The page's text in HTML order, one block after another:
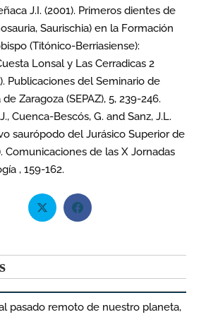
J.I. (2001). Primeros dientes de
Saurischia) en la Formación
(Titónico-Berriasiense):
Lonsal y Las Cerradicas 2
Publicaciones del Seminario de
Zaragoza (SEPAZ), 5, 239-246.
Cuenca-Bescós, G. and Sanz, J.L.
saurópodo del Jurásico Superior de
Comunicaciones de las X Jornadas
, 159-162.
pasado remoto de nuestro planeta,